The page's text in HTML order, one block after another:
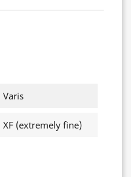
Varis
XF (extremely fine)